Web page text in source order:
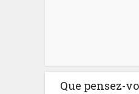
Que pensez-